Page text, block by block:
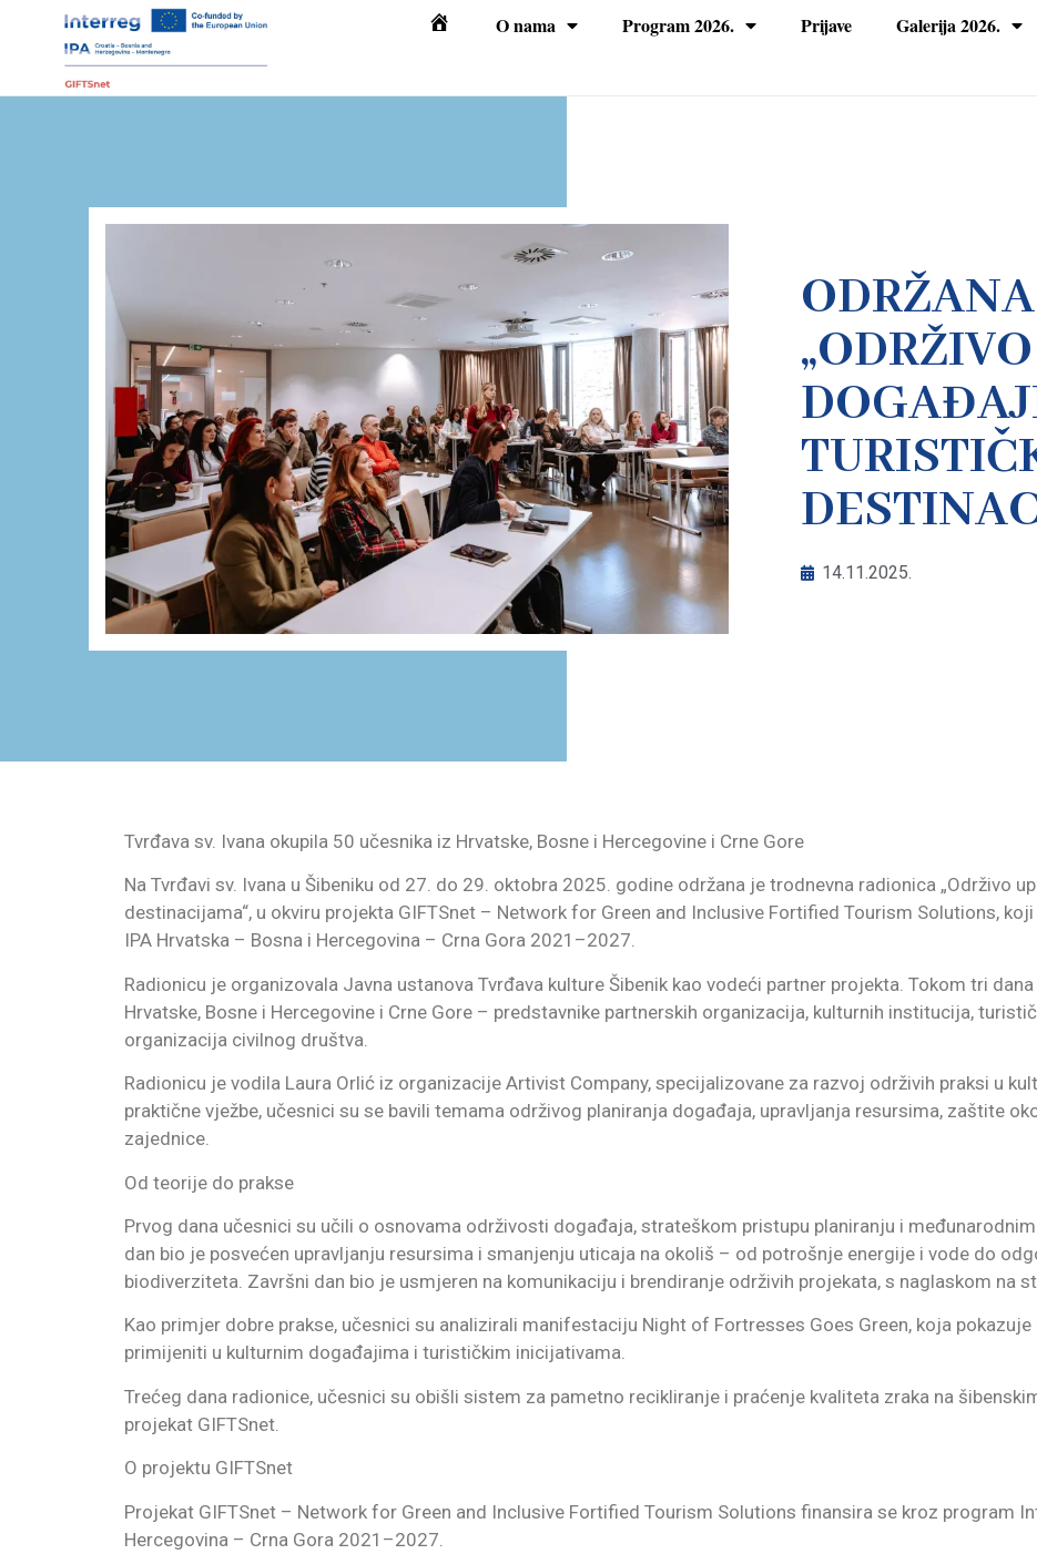
Početna O nama Program 2026. Prijave Galerija 2026.
14.11.2025.
Tvrđava sv. Ivana okupila 50 učesnika iz Hrvatske, Bosne i Hercegovine i Crne Gore
Na Tvrđavi sv. Ivana u Šibeniku od 27. do 29. oktobra 2025. godine održana je trodnevna radionica „Održivo
destinacijama“, u okviru projekta GIFTSnet – Network for Green and Inclusive Fortified Tourism Solutions,
IPA Hrvatska – Bosna i Hercegovina – Crna Gora 2021–2027.
Radionicu je organizovala Javna ustanova Tvrđava kulture Šibenik kao vodeći partner projekta. Tokom tri
Hrvatske, Bosne i Hercegovine i Crne Gore – predstavnike partnerskih organizacija, kulturnih institucija,
organizacija civilnog društva.
Radionicu je vodila Laura Orlić iz organizacije Artivist Company, specijalizovane za razvoj održivih praksi u
praktične vježbe, učesnici su se bavili temama održivog planiranja događaja, upravljanja resursima, zaštite
zajednice.
Od teorije do prakse
Prvog dana učesnici su učili o osnovama održivosti događaja, strateškom pristupu planiranju i
dan bio je posvećen upravljanju resursima i smanjenju uticaja na okoliš – od potrošnje energije i vode do
biodiverziteta. Završni dan bio je usmjeren na komunikaciju i brendiranje održivih projekata, s naglaskom na
Kao primjer dobre prakse, učesnici su analizirali manifestaciju Night of Fortresses Goes Green, koja
primijeniti u kulturnim događajima i turističkim inicijativama.
Trećeg dana radionice, učesnici su obišli sistem za pametno recikliranje i praćenje kvaliteta zraka na
projekat GIFTSnet.
O projektu GIFTSnet
Projekat GIFTSnet – Network for Green and Inclusive Fortified Tourism Solutions finansira se kroz program
Hercegovina – Crna Gora 2021–2027.